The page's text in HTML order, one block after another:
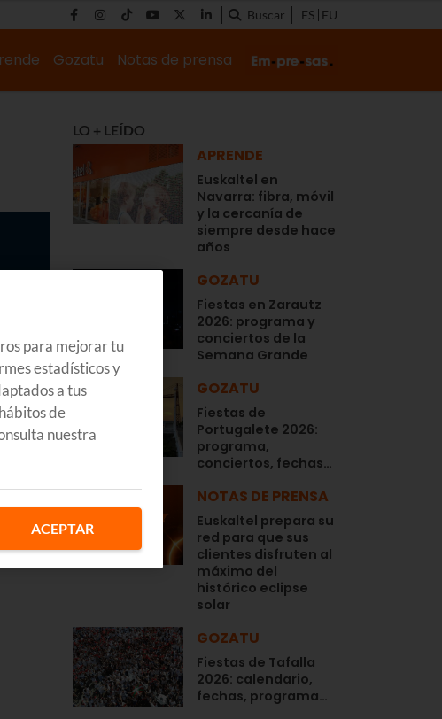
Buscar ES EU
Gozatu Notas de prensa
muy
a
LO + LEÍDO
APRENDE
Euskaltel en
Navarra: fibra, móvil
y la cercanía de
siempre desde hace
años
GOZATU
Fiestas en Zarautz
2026: programa y
conciertos de la
Semana Grande
GOZATU
Fiestas de
Portugalete 2026:
programa,
conciertos, fechas…
NOTAS DE PRENSA
Euskaltel prepara su
red para que sus
clientes disfruten al
máximo del
histórico eclipse
solar
GOZATU
Fiestas de Tafalla
2026: calendario,
fechas, programa…
para mejorar tu
estadísticos y
a tus
de
nuestra
ACEPTAR